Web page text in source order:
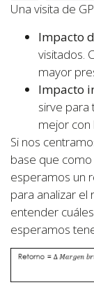
Una visita de
Impacto
visitados.
mayor
Impacto
sirve
mejor con
Si nos
base que
esperamos un
para analizar
entender
esperamos